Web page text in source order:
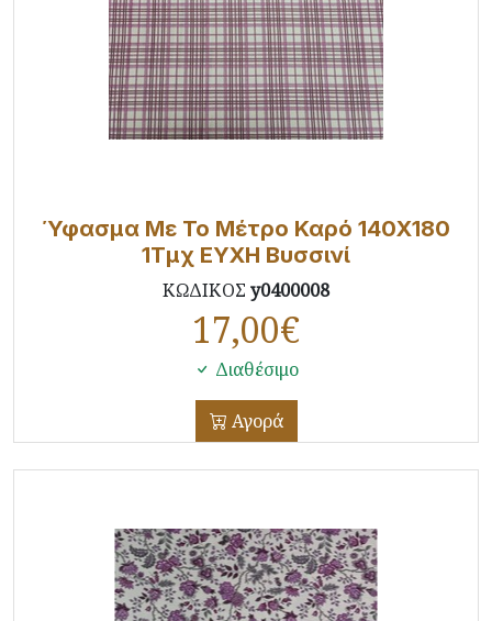
Ύφασμα Με Το Μέτρο Καρό 140X180
1Τμχ ΕΥΧΗ Βυσσινί
ΚΩΔΙΚΟΣ y0400008
17,00€
Διαθέσιμο
Αγορά